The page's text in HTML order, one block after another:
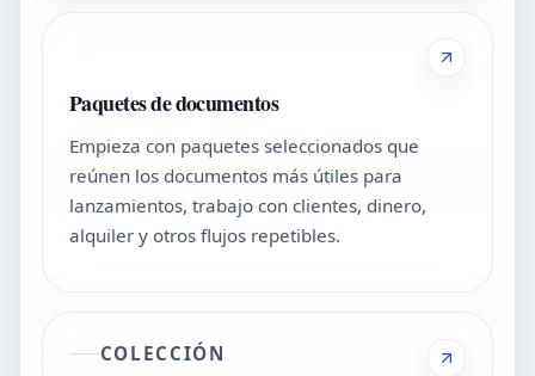
Paquetes de documentos
Empieza con paquetes seleccionados que
reúnen los documentos más útiles para
lanzamientos, trabajo con clientes, dinero,
alquiler y otros flujos repetibles.
COLECCIÓN